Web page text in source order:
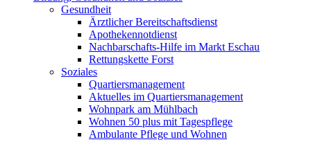
Gesundheit
Ärztlicher Bereitschaftsdienst
Apothekennotdienst
Nachbarschafts-Hilfe im Markt Eschau
Rettungskette Forst
Soziales
Quartiersmanagement
Aktuelles im Quartiersmanagement
Wohnpark am Mühlbach
Wohnen 50 plus mit Tagespflege
Ambulante Pflege und Wohnen